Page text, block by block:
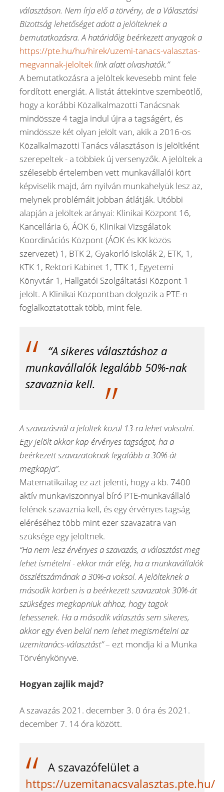
választáson. Nem írja elő a törvény, de a Választási
Bizottság lehetőséget adott a jelölteknek a
bemutatkozásra. A határidőig beérkezett anyagok a
https://pte.hu/hu/hirek/uzemi-tanacs-valasztas-
megvannak-jeloltek link alatt olvashatók.”
A bemutatkozásra a jelöltek kevesebb mint fele
fordított energiát. A listát áttekintve szembeötlő,
hogy a korábbi Közalkalmazotti Tanácsnak
mindössze 4 tagja indul újra a tagságért, és
mindössze két olyan jelölt van, akik a 2016-os
Közalkalmazotti Tanács választáson is jelöltként
szerepeltek - a többiek új versenyzők. A jelöltek a
szélesebb értelemben vett munkavállalói kört
képviselik majd, ám nyilván munkahelyük lesz az,
melynek problémáit jobban átlátják. Utóbbi
alapján a jelöltek arányai: Klinikai Központ 16,
Kancellária 6, ÁOK 6, Klinikai Vizsgálatok
Koordinációs Központ (ÁOK és KK közös
szervezet) 1, BTK 2, Gyakorló iskolák 2, ETK, 1,
KTK 1, Rektori Kabinet 1, TTK 1, Egyetemi
Könyvtár 1, Hallgatói Szolgáltatási Központ 1
jelölt. A Klinikai Központban dolgozik a PTE-n
foglalkoztatottak több, mint fele.
“A sikeres választáshoz a
munkavállalók legalább 50%-nak
szavaznia kell.
A szavazásnál a jelöltek közül 13-ra lehet voksolni.
Egy jelölt akkor kap érvényes tagságot, ha a
beérkezett szavazatoknak legalább a 30%-át
megkapja”.
Matematikailag ez azt jelenti, hogy a kb. 7400
aktív munkaviszonnyal bíró PTE-munkavállaló
felének szavaznia kell, és egy érvényes tagság
eléréséhez több mint ezer szavazatra van
szüksége egy jelöltnek.
“Ha nem lesz érvényes a szavazás, a választást meg
lehet ismételni - ekkor már elég, ha a munkavállalók
összlétszámának a 30%-a voksol. A jelölteknek a
második körben is a beérkezett szavazatok 30%-át
szükséges megkapniuk ahhoz, hogy tagok
lehessenek. Ha a második választás sem sikeres,
akkor egy éven belül nem lehet megismételni az
üzemitanács-választást”– ezt mondja ki a Munka
Törvénykönyve.
Hogyan zajlik majd?
A szavazás 2021. december 3. 0 óra és 2021.
december 7. 14 óra között.
A szavazófelület a
https://uzemitanacsvalasztas.pte.hu/